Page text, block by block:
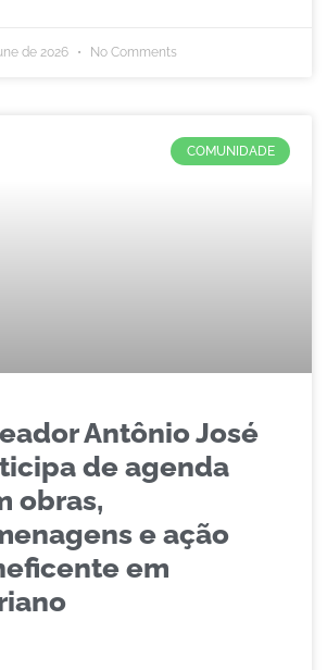
de 2026 No Comments
COMUNIDADE
Antônio José
de agenda
obras,
e ação
em